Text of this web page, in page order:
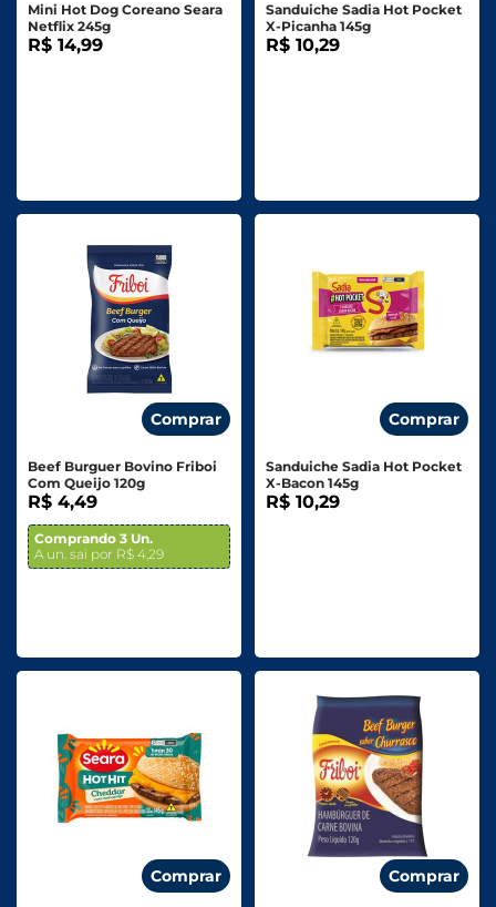
Mini Hot Dog Coreano Seara
Netflix 245g
R$ 14,99
Sanduiche Sadia Hot Pocket
X-Picanha 145g
R$ 10,29
Comprar
Beef Burguer Bovino Friboi
Com Queijo 120g
R$ 4,49
Comprando 3 Un.
A un. sai por R$ 4,29
Comprar
Sanduiche Sadia Hot Pocket
X-Bacon 145g
R$ 10,29
Comprar Comprar